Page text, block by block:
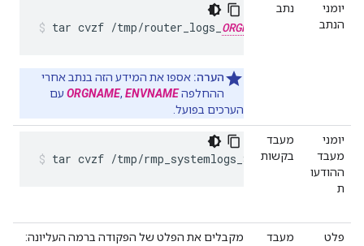
יומני
הנתב
נתב
tar cvzf /tmp/router_logs_ ORGNAME ENVNAME
הערה: אספו את המידע הזה בנתב אחרי
ההחלפה
ORGNAME, ENVNAME
עם
הערכים בפועל.
יומני
מעבד
ההודעו
ת
מעבד
בקשות
tar cvzf /tmp/
פלט
מעבד
מקבלים את הפלט של הפקודה ברמה העליונה: